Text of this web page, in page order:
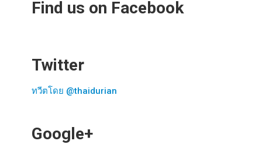
Find us on Facebook
Twitter
ทวีตโดย @thaidurian
Google+